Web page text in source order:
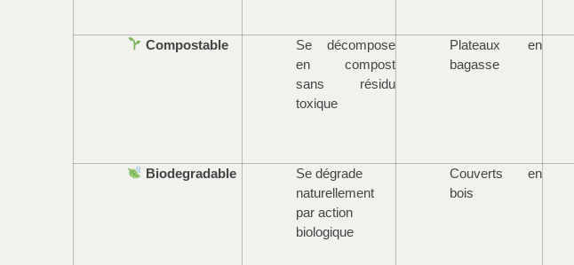
Compostable
Se décompose
en compost
sans résidu
toxique
Plateaux en
bagasse
Biodegradable
Se dégrade
naturellement
par action
biologique
Couverts en
bois